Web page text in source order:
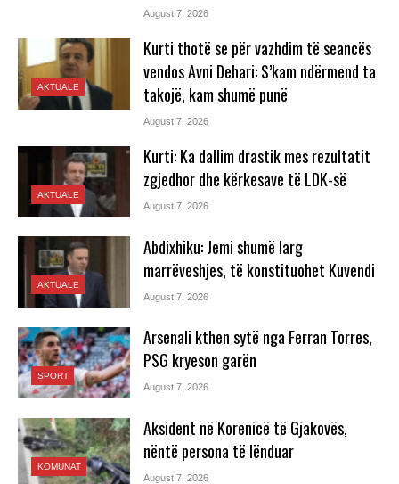
August 7, 2026
AKTUALE
Kurti thotë se për vazhdim të seancës
vendos Avni Dehari: S’kam ndërmend ta
takojë, kam shumë punë
August 7, 2026
AKTUALE
Kurti: Ka dallim drastik mes rezultatit
zgjedhor dhe kërkesave të LDK-së
August 7, 2026
AKTUALE
Abdixhiku: Jemi shumë larg
marrëveshjes, të konstituohet Kuvendi
August 7, 2026
SPORT
Arsenali kthen sytë nga Ferran Torres,
PSG kryeson garën
August 7, 2026
KOMUNAT
Aksident në Korenicë të Gjakovës,
nëntë persona të lënduar
August 7, 2026